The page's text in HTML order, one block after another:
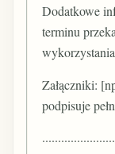
Dodatkowe
terminu
Załączniki:
podpisuje